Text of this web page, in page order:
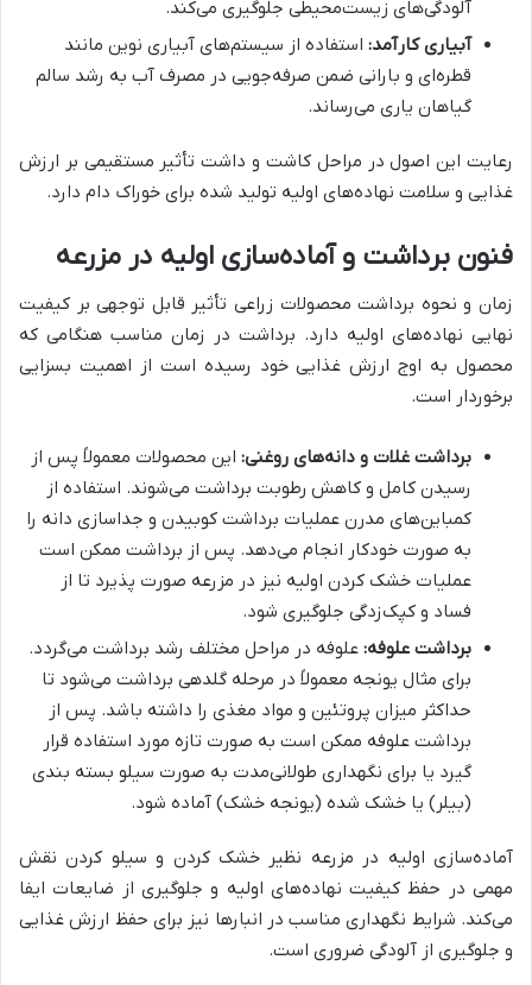
آلودگی‌های زیست‌محیطی جلوگیری می‌کند.
آبیاری کارآمد: استفاده از سیستم‌های آبیاری نوین مانند
قطره‌ای و بارانی ضمن صرفه‌جویی در مصرف آب به رشد سالم
گیاهان یاری می‌رساند.
رعایت این اصول در مراحل کاشت و داشت تأثیر مستقیمی بر ارزش
غذایی و سلامت نهاده‌های اولیه تولید شده برای خوراک دام دارد.
فنون برداشت و آماده‌سازی اولیه در مزرعه
زمان و نحوه برداشت محصولات زراعی تأثیر قابل توجهی بر کیفیت
نهایی نهاده‌های اولیه دارد. برداشت در زمان مناسب هنگامی که
محصول به اوج ارزش غذایی خود رسیده است از اهمیت بسزایی
برخوردار است.
برداشت غلات و دانه‌های روغنی: این محصولات معمولاً پس از
رسیدن کامل و کاهش رطوبت برداشت می‌شوند. استفاده از
کمباین‌های مدرن عملیات برداشت کوبیدن و جداسازی دانه را
به صورت خودکار انجام می‌دهد. پس از برداشت ممکن است
عملیات خشک کردن اولیه نیز در مزرعه صورت پذیرد تا از
فساد و کپک‌زدگی جلوگیری شود.
برداشت علوفه: علوفه در مراحل مختلف رشد برداشت می‌گردد.
برای مثال یونجه معمولاً در مرحله گلدهی برداشت می‌شود تا
حداکثر میزان پروتئین و مواد مغذی را داشته باشد. پس از
برداشت علوفه ممکن است به صورت تازه مورد استفاده قرار
گیرد یا برای نگهداری طولانی‌مدت به صورت سیلو بسته بندی
(بیلر) یا خشک شده (یونجه خشک) آماده شود.
آماده‌سازی اولیه در مزرعه نظیر خشک کردن و سیلو کردن نقش
مهمی در حفظ کیفیت نهاده‌های اولیه و جلوگیری از ضایعات ایفا
می‌کند. شرایط نگهداری مناسب در انبارها نیز برای حفظ ارزش غذایی
و جلوگیری از آلودگی ضروری است.